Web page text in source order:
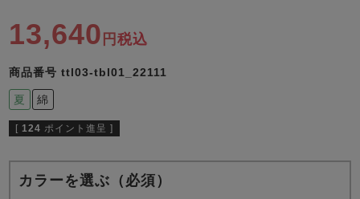
すべての季節のパジャマ一覧はこちら
単品
ン単品
単品
ン単品
13,640 税込
商品番号 ttl03-tbl01_22111
夏 綿
[ 124 ポイント進呈 ]
カラーを選ぶ（必須）